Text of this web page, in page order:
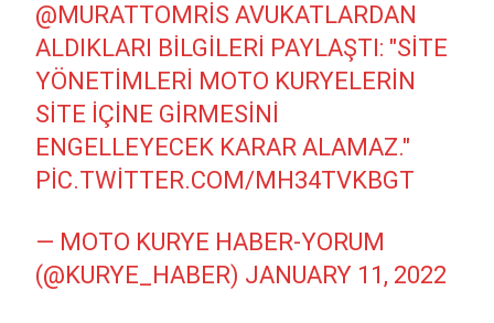
@MURATTOMRIS AVUKATLARDAN
ALDIKLARI BILGILERI PAYLAŞTI: "SITE
YÖNETIMLERI MOTO KURYELERIN
SITE IÇINE GIRMESINI
ENGELLEYECEK KARAR ALAMAZ."
PIC.TWITTER.COM/MH34TVKBGT
— MOTO KURYE HABER-YORUM
(@KURYE_HABER) JANUARY 11, 2022